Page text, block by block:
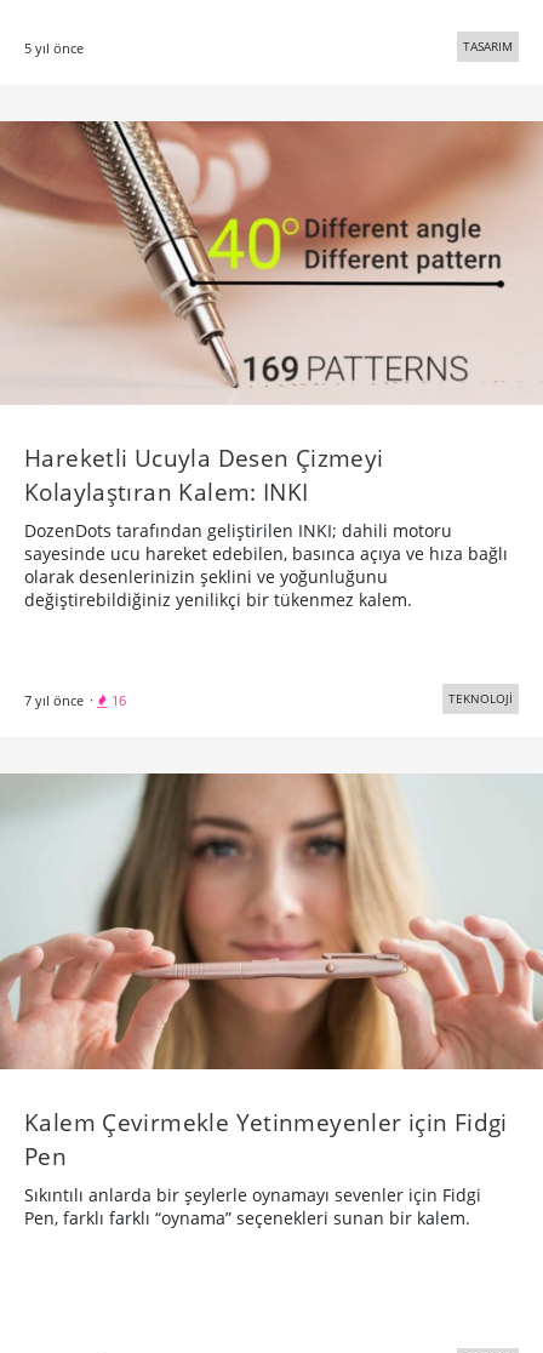
5 yıl önce TASARIM
Hareketli Ucuyla Desen Çizmeyi
Kolaylaştıran Kalem: INKI
DozenDots tarafından geliştirilen INKI; dahili motoru
sayesinde ucu hareket edebilen, basınca açıya ve hıza bağlı
olarak desenlerinizin şeklini ve yoğunluğunu
değiştirebildiğiniz yenilikçi bir tükenmez kalem.
7 yıl önce · 16 TEKNOLOJİ
Kalem Çevirmekle Yetinmeyenler için Fidgi
Pen
Sıkıntılı anlarda bir şeylerle oynamayı sevenler için Fidgi
Pen, farklı farklı “oynama” seçenekleri sunan bir kalem.